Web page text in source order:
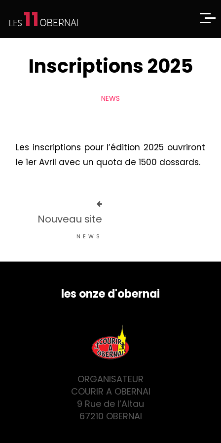
Inscriptions 2025
NEWS
Les inscriptions pour l’édition 2025 ouvriront
le 1er Avril avec un quota de 1500 dossards.
Nouveau site
NEWS
les onze d'obernai
ORGANISATEUR
COURIR A OBERNAI
9 Rue de l’Altau
67210 OBERNAI